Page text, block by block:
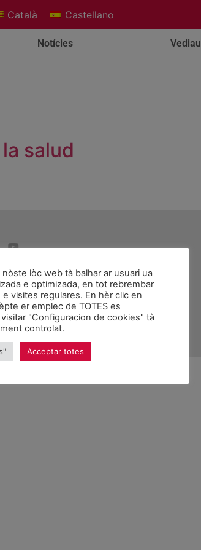
Català Castellano
Notícies Vediau
salud
reservadi.
lòc web tà balhar ar usuari ua
e optimizada, en tot rebrembar
visites regulares. En hèr clic en
er emplec de TOTES es
"Configuracion de cookies" tà
controlat.
Acceptar totes